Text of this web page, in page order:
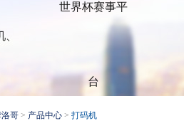
世界杯赛事平
台
洛哥 > 产品中心 > 打码机